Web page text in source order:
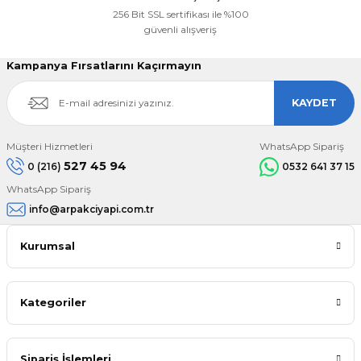
256 Bit SSL sertifikası ile %100
güvenli alışveriş
Kampanya Fırsatlarını Kaçırmayın
KAYDET
Müşteri Hizmetleri
0 (216) 527 45 94
WhatsApp Sipariş
0532 641 37 15
WhatsApp Sipariş
info@arpakciyapi.com.tr
Kurumsal
Kategoriler
Sipariş İşlemleri